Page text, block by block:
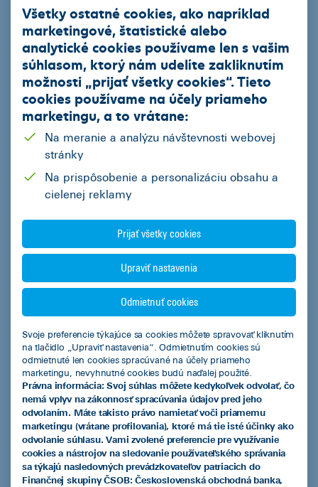
Naša ponuka
Akciová ponuka vybraných partnerov ČSOB Leasing
Jazdené vozidlá z repredaja
Podnikatelia
Fyzické osoby
Regióny
Kalkulačky
Leasingová kalkulačka
Kalkulačka úspor s elektromobilom
Overenie predschváleného limitu financovania pre podnikateľov
Užitočné informácie
Dokumenty na stiahnutie
Často kladené otázky
Blog
Štatúty súťaží a akcií
Referencie
Všetky ostatné cookies, ako napríklad
marketingové, štatistické alebo
analytické cookies používame len s vašim
súhlasom, ktorý nám udelíte zakliknutím
možnosti „prijať všetky cookies“. Tieto
cookies používame na účely priameho
marketingu, a to vrátane:
Na meranie a analýzu návštevnosti webovej
stránky
Na prispôsobenie a personalizáciu obsahu a
cielenej reklamy
Prijať všetky cookies
Upraviť nastavenia
Odmietnuť cookies
Svoje preferencie týkajúce sa cookies môžete spravovať kliknutím
na tlačidlo „Upraviť nastavenia“. Odmietnutím cookies sú
odmietnuté len cookies spracúvané na účely priameho
marketingu, nevyhnutné cookies budú naďalej použité.
Právna informácia: Svoj súhlas môžete kedykoľvek odvolať, čo
nemá vplyv na zákonnosť spracúvania údajov pred jeho
odvolaním. Máte takisto právo namietať voči priamemu
marketingu (vrátane profilovania), ktoré má tie isté účinky ako
odvolanie súhlasu. Vami zvolené preferencie pre využívanie
cookies a nástrojov na sledovanie používateľského správania
sa týkajú nasledovných prevádzkovateľov patriacich do
Finančnej skupiny ČSOB: Československá obchodná banka,